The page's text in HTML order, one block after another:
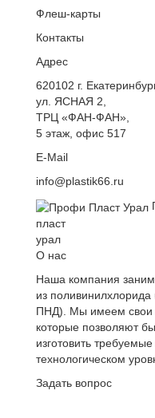
Флеш-карты
Контакты
Адрес
620102 г. Екатеринбург
ул. ЯСНАЯ 2,
ТРЦ «ФАН-ФАН»,
5 этаж, офис 517
E-Mail
info@plastik66.ru
пласт
урал
О нас
Наша компания
из
ПНД). Мы имеем свои
которые позволяют
изготовить
технологическом
Задать вопрос